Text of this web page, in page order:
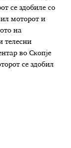
се здобиле со
моторот и
на
телесни
во Скопје
се здобил